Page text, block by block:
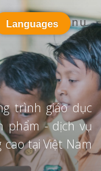
Menu
trình giáo dục
phẩm - dịch vụ
tại Việt Nam
Languages